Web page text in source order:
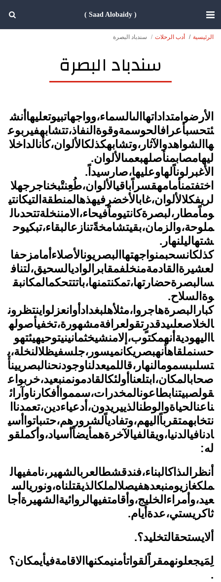
( Saad Alobaidy )
الرئيسية أدب الرحلات سندباد البصرة
سندباد البصرة
الأرضوامتداداتهاالىالسماء،وواجهاتبيوتعليهاأنش
ئتحسبأعرافالحوسمةوقوةالنفاذ،تتشابهفيربوع
هاالشواهدوالآثار،وتشابهكذلكالألوان،كأنالداخلا
ليهامصابمنأصلهبعمىالألوان.
الأغبرلوناًلهاوعليها،صارسيداً.
اختفتمنأمامهقسراًباقيالألوان،طُعِنتْبخناجرجهلا
لريفكلالألوان،غابالأخضرفيهذهالمنطقةالتيكانتي
وماًمطار،لبصرةكانتيوماًفيحاء،الامننخلةتتحدىال
ملوحة،والزمان،بقيتشامخةًتنازعالبقاء،تبكيوح
شتهاليلنهار.
كذلكانسحبمنواجهتهاالبصريونالأصلاءأمامزحفا
لعشيرةالقادمةمنخلفمقابرالواديالسحيق،لتناف
سالبصرةحضارتها،تمكنتمنها،باتتتحكمالمكانبق
وةالسلاح.
كبارالبصرةهاجروا،مثلأهلبغدادأوانعزلواينتظرون
الخلاصعلىيدقدرٍتقولعرافةمشهورة،تخفيأصوله
االيهوديةأنهمكتوب،إلامنشيخثمانينيتوحيهيئتهو
حسنملقاهأنهبصريكانميسور،جلسفيظلالنخلة،ي
تسلىبسمومالنهار،قاللميعدلناوجودنحنالبصريينأ
صحابالمكان،ابتلعناأولئكالقادمونمنبعيد،خربواع
قولصبيتنابطاعونالمخدرات،سممواأفكارناوآرائ
ناعنالحياةوالوطنالذييريدون،أدعياءدين،تعمدناا
نتخابهمتقرباًاليهم،وتفادياًلشرورهم،حتىباتواأسي
ادنافيالدنيا،ويقالفيالآخرةهمأيضاًأسياد،وأكملقو
له:
أنظرالىذاكالبناء،فندقشطالعربالشهير،نامفيهال
ملكغازيومنبعدهفيصلالملكالذيقتلناه،ونوريالس
عيد،وأمراءالخليج،وأقامتفيهالروائيةالشهيرةأجا
ثاكريستي،عدةأيام.
ألايستحقالتخليد؟.
لِمَيجعلونهمقراًلقواتأمنيمكنهاالاقامةفيأيمكان؟
.